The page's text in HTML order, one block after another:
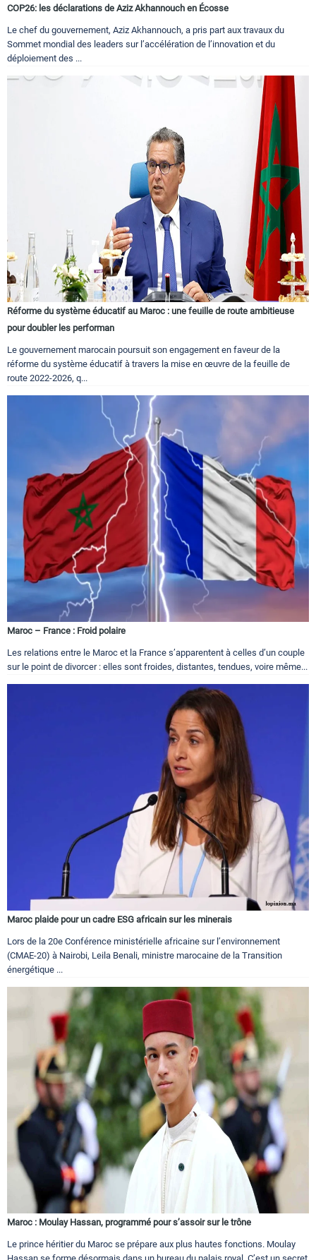
COP26: les déclarations de Aziz Akhannouch en Écosse
Le chef du gouvernement, Aziz Akhannouch, a pris part aux travaux du
Sommet mondial des leaders sur l’accélération de l’innovation et du
déploiement des ...
Réforme du système éducatif au Maroc : une feuille de route ambitieuse
pour doubler les performan
Le gouvernement marocain poursuit son engagement en faveur de la
réforme du système éducatif à travers la mise en œuvre de la feuille de
route 2022-2026, q...
Maroc – France : Froid polaire
Les relations entre le Maroc et la France s’apparentent à celles d’un couple
sur le point de divorcer : elles sont froides, distantes, tendues, voire même...
Maroc plaide pour un cadre ESG africain sur les minerais
Lors de la 20e Conférence ministérielle africaine sur l’environnement
(CMAE-20) à Nairobi, Leila Benali, ministre marocaine de la Transition
énergétique ...
Maroc : Moulay Hassan, programmé pour s’assoir sur le trône
Le prince héritier du Maroc se prépare aux plus hautes fonctions. Moulay